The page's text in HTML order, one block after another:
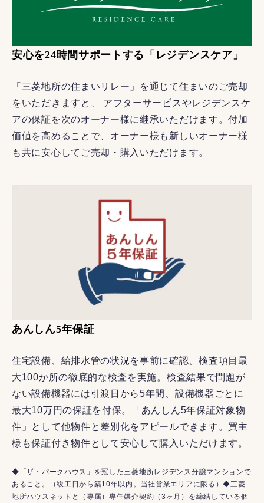
安心を24時間サポートする「レジデンスケア」
「三菱地所の住まいリレー」を通じて住まいのご売却
をいただきますと、 アフターサービスやレジデンスケ
アの保証を次のオーナー様に継承いただけます。付加
価値を高めることで、オーナー様も新しいオーナー様
も共に安心してご売却・購入いただけます。
あんしん5年保証
住宅設備、給排水管の状況を事前に確認。検査項目最
大100か所の徹底的な検査を実施。検査結果で問題が
ない設備機器には引渡日から5年間、設備機器ごとに
最大10万円の保証を付保。「あんしん5年保証対象物
件」として他物件と差別化をアピールできます。買主
様も保証付き物件として安心して購入いただけます。
◆「ザ・パークハウス」を冠した三菱地所レジデンス分譲マンションで
あること。（竣工日から築10年以内。当社営業エリアに限る）◆三菱
地所ハウスネットと（専属）専任媒介契約（3ヶ月）を締結している個